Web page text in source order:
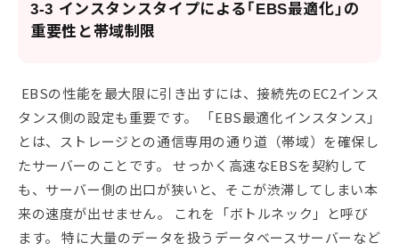
3-3 インスタンスタイプによる「EBS最適化」の
重要性と帯域制限
EBSの性能を最大限に引き出すには、接続先のEC2インス
タンス側の設定も重要です。 「EBS最適化インスタンス」
とは、ストレージとの通信専用の通り道（帯域）を確保し
たサーバーのことです。 せっかく高速なEBSを契約して
も、サーバー側の出口が狭いと、そこが渋滞してしまい本
来の速度が出せません。 これを「ボトルネック」と呼び
ます。 特に大量のデータを扱うデータベースサーバーなど